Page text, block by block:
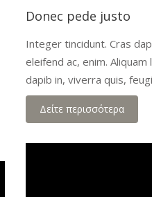
Donec pede justo
Integer tincidunt. Cras
eleifend ac, enim.
dapib in, viverra quis,
Δείτε περισσότερα